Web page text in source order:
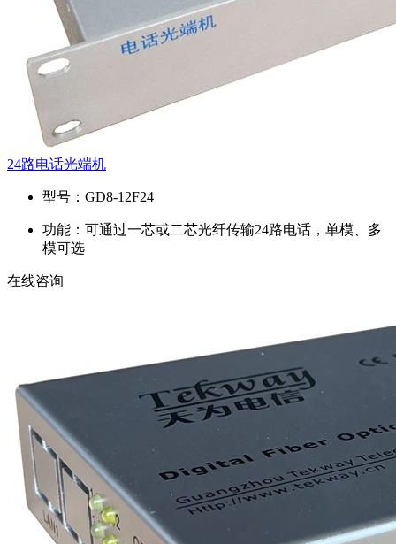
24路电话光端机
型号： GD8-12F24
功能： 可通过一芯或二芯光纤传输24路电话，单模、多
模可选
在线咨询